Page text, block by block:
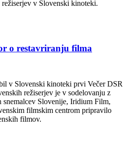
v Slovenski kinoteki.
o restavriranju filma
v Slovenski kinoteki prvi Večer DSR
režiserjev je v sodelovanju z
Slovenije, Iridium Film,
filmskim centrom pripravilo
filmov.